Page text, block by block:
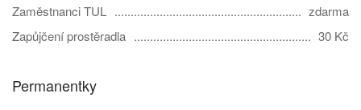
Zaměstnanci TUL
zdarma
Zapůjčení prostěradla
30 Kč
Permanentky